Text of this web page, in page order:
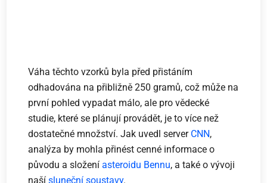
Váha těchto vzorků byla před přistáním
odhadována na přibližně 250 gramů, což může na
první pohled vypadat málo, ale pro vědecké
studie, které se plánují provádět, je to více než
dostatečné množství. Jak uvedl server CNN,
analýza by mohla přinést cenné informace o
původu a složeníasteroidu Bennu, a také o vývoji
našísluneční soustavy.